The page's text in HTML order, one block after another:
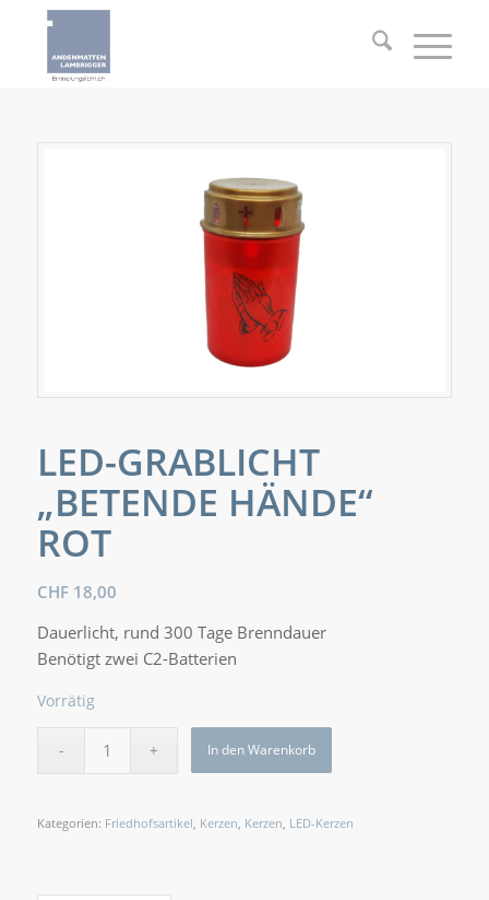
LED-GRABLICHT
„BETENDE HÄNDE“
ROT
CHF18,00
Dauerlicht, rund 300 Tage Brenndauer
Benötigt zwei C2-Batterien
Vorrätig
In den Warenkorb
Kategorien: Friedhofsartikel Kerzen Kerzen LED-Kerzen